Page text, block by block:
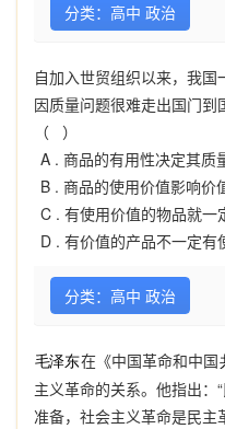
分类：高中 政治
自加入世贸组织以来，我
因质量问题很难走出国门
（ ）
A . 商品的有用性决定其质
B . 商品的使用价值影响价
C . 有使用价值的物品就一
D . 有价值的产品不一定有
分类：高中 政治
在《中国革命和中国
主义革命的关系。他指出：
准备，社会主义革命是民主